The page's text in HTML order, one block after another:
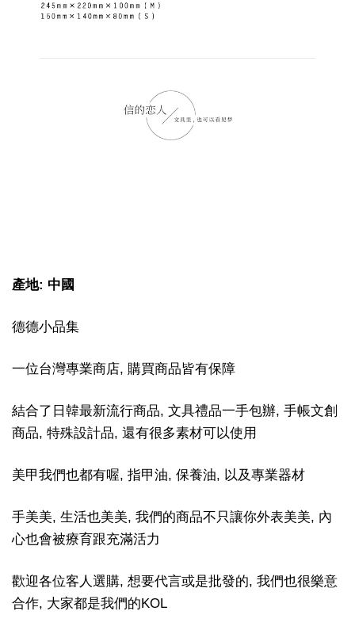
產地: 中國
德德小品集
一位台灣專業商店, 購買商品皆有保障
結合了日韓最新流行商品, 文具禮品一手包辦, 手帳文創
商品, 特殊設計品, 還有很多素材可以使用
美甲我們也都有喔, 指甲油, 保養油, 以及專業器材
手美美, 生活也美美, 我們的商品不只讓你外表美美, 內
心也會被療育跟充滿活力
歡迎各位客人選購, 想要代言或是批發的, 我們也很樂意
合作, 大家都是我們的KOL